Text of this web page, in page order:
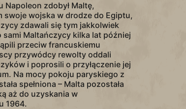
Napoleon zdobył Maltę,
swoje wojska w drodze do Egiptu,
zdawali się tym jakkolwiek
Maltańczycy kilka lat później
przeciw francuskiemu
przywódcy rewolty oddali
i poprosili o przyłączenie jej
Na mocy pokoju paryskiego z
spełniona – Malta pozostała
aż do uzyskania w
1964.